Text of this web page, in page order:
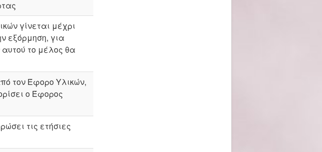
γίνεται μέχρι
εξόρμηση, για
το μέλος θα
τον Έφορο Υλικών,
ο Έφορος
τις ετήσιες